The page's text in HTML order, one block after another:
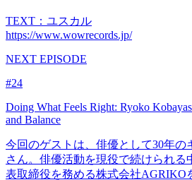
TEXT：ユスカル
https://www.wowrecords.jp/
NEXT EPISODE
#24
Doing What Feels Right: Ryoko
and Balance
今回のゲストは、俳優として30年の
さん。俳優活動を現役で続けられる
表取締役を務める株式会社AGRIKO